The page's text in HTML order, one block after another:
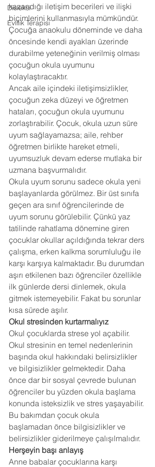
Disleksi
Evlilik Terapisi
kazandığı iletişim becerileri ve ilişki
biçimlerini kullanmasıyla mümkündür.
Çocuğa anaokulu döneminde ve daha
öncesinde kendi ayakları üzerinde
durabilme yeteneğinin verilmiş olması
çocuğun okula uyumunu
kolaylaştıracaktır.
Ancak aile içindeki iletişimsizlikler,
çocuğun zeka düzeyi ve öğretmen
hataları, çocuğun okula uyumunu
zorlaştırabilir. Çocuk, okula uzun süre
uyum sağlayamazsa; aile, rehber
öğretmen birlikte hareket etmeli,
uyumsuzluk devam ederse mutlaka bir
uzmana başvurmalıdır.
Okula uyum sorunu sadece okula yeni
başlayanlarda görülmez. Bir üst sınıfa
geçen ara sınıf öğrencilerinde de
uyum sorunu görülebilir. Çünkü yaz
tatilinde rahatlama dönemine giren
çocuklar okullar açıldığında tekrar ders
çalışma, erken kalkma sorumluluğu ile
karşı karşıya kalmaktadır. Bu durumdan
aşırı etkilenen bazı öğrenciler özellikle
ilk günlerde dersi dinlemek, okula
gitmek istemeyebilir. Fakat bu sorunlar
kısa sürede aşılır.
Okul stresinden kurtarmalıyız
Okul çocuklarda strese yol açabilir.
Okul stresinin en temel nedenlerinin
başında okul hakkındaki belirsizlikler
ve bilgisizlikler gelmektedir. Daha
önce dar bir sosyal çevrede bulunan
öğrenciler bu yüzden okula başlama
konunda isteksizlik ve stres yaşayabilir.
Bu bakımdan çocuk okula
başlamadan önce bilgisizlikler ve
belirsizlikler giderilmeye çalışılmalıdır.
Herşeyin başı anlayış
Anne babalar çocuklarına karşı